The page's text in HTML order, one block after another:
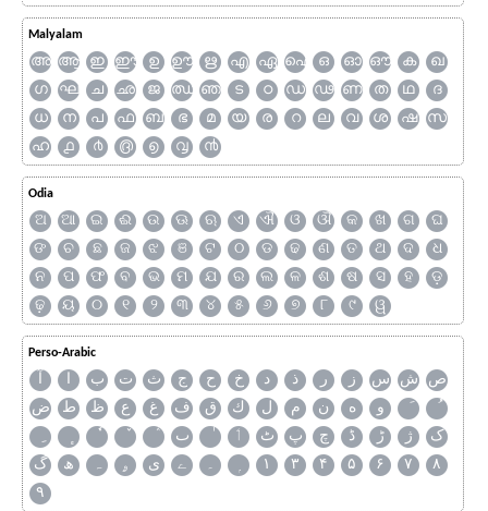
Malyalam
അ ആ ഇ ഈ ഉ ഊ ഋ എ ഏ ഐ ഒ ഓ ഔ ക
ഖ
ഗ
ഘ ച ഛ ജ ഝ ഞ ട ഠ ഡ ഢ ണ ത ഥ
ദ
ധ
ന പ ഫ ബ ഭ മ യ ര റ ല വ ശ ഷ
സ
ഹ
൧ ൪ ൫ ൭ ൮ ൯
Odia
ଅ ଆ ଇ ଈ ଉ ଊ ଋ ଏ ଐ ଓ ଔ କ ଖ ଗ
ଘ
ଙ
ଚ ଛ ଜ ଝ ଞ ଟ ଠ ଡ ଢ ଣ ତ ଥ ଦ
ଧ
ନ
ପ ଫ ବ ଭ ମ ଯ ର ଲ ଳ ଶ ଷ ସ ହ
ଡ଼
ଢ଼
ୟ ୦ ୧ ୨ ୩ ୪ ୫ ୬ ୭ ୮ ୯ ୱ
Perso-Arabic
آ ا ب ت ث ج ح خ د ذ ر ز س ش ص
ض
ط ظ ع غ ف ق ك ل م ن ه
و
ٮ
ٲ ٹ پ چ ڈ ڑ ژ
ک
گ
ھ ہ ۄ ی ے ۔ ۱ ۳ ۴ ۵ ۶ ۷
۸
۹